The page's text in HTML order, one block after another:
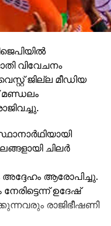
വിവേചനം
വെസ്റ്റ് ജില്ല മീഡിയ
ചിലര്‍
അദ്ദേഹം ആരോപിച്ചു.
നേരിട്ടെന്ന് ഉദേഷ്
രാജിഭീഷണി